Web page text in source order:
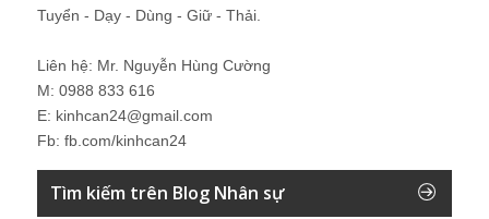
Tuyển - Dạy - Dùng - Giữ - Thải.
Liên hệ: Mr. Nguyễn Hùng Cường
M: 0988 833 616
E: kinhcan24@gmail.com
Fb: fb.com/kinhcan24
Tìm kiếm trên Blog Nhân sự